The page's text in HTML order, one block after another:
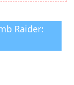
Raider: